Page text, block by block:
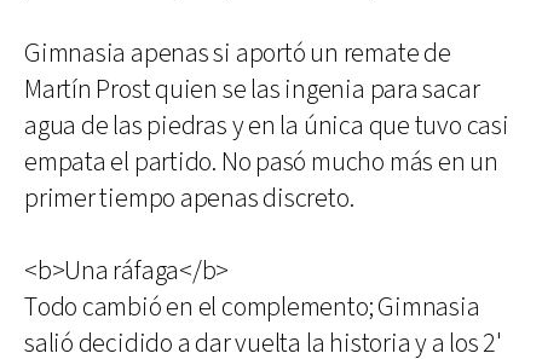
Gimnasia apenas si aportó un remate de
Martín Prost quien se las ingenia para sacar
agua de las piedras y en la única que tuvo casi
empata el partido. No pasó mucho más en un
primer tiempo apenas discreto.
<b>Una ráfaga</b>
Todo cambió en el complemento; Gimnasia
salió decidido a dar vuelta la historia y a los 2'